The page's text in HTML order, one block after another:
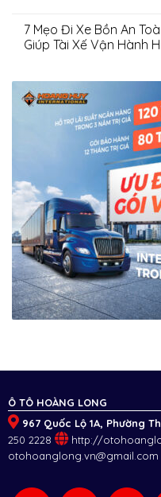
7 Mẹo Đi Xe Bồn An
Giúp Tài Xế Vận Hành
Ô TÔ HOÀNG LONG
967 Quốc Lộ 1A, Phường
250 2228
http://
otohoanglong.vn@gmail.com